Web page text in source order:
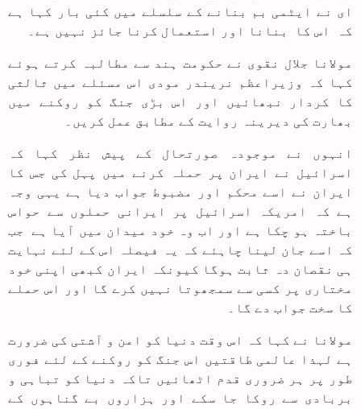
ای نے ایٹمی بم بنانے کے سلسلے میں کئی بار کہا ہے
کہ اس کا بنانا اور استعمال کرنا جائز نہیں ہے۔
مولانا جلال نقوی نے حکومت ہند سے مطالبہ کرتے ہوئے
کہا کہ وزیراعظم نریندر مودی اس مسئلے میں ثالثی
کا کردار نبھائیں اور اس بڑی جنگ کو روکنے میں
بھارت کی دیرینہ روایت کے مطابق عمل کریں۔
انہوں نے موجودہ صورتحال کے پیش نظر کہا کہ
اسرائیل نے ایران پر حملہ کرنے میں پہل کی جس کا
ایران نے اسے محکم اور مضبوط جواب دیا ہے یہی وجہ
ہے کہ امریکہ اسرائیل پر ایرانی حملوں سے حواس
باختہ ہو چکا ہے اور اب وہ خود میدان میں آیا ہے جب
کہ اسے جان لینا چاہئے کہ یہ فیصلہ اس کے لئے نہایت
ہی نقصان دہ ثابت ہوگا کیونکہ ایران کبھی اپنی خود
مختاری پر کسی سے سمجھوتا نہیں کرے گا اور اس حملے
کا سخت جواب دے گا۔
مولانا نے کہا کہ اس وقت دنیا کو امن و آشتی کی ضرورت
ہے لہذا عالمی طاقتیں اس جنگ کو روکنے کے لئے فوری
طور پر ہر ضروری قدم اٹھائیں تاکہ دنیا کو تباہی و
بربادی سے روکا جا سکے اور ہزاروں بے گناہوں کے